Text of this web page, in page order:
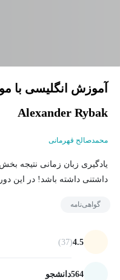
Alexander Rybak
محمدصالح قهرمانی
یادگیری زبان زمانی
داشتنی داشته باشد! در این
گواهی‌نامه
4.5
(37)
564دانشجو